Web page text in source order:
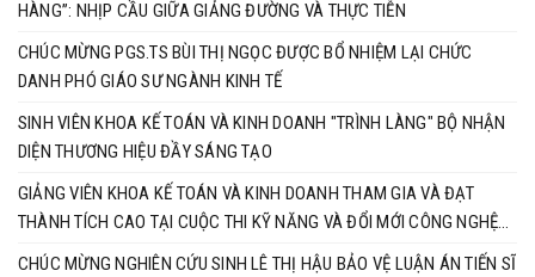
HÀNG”: NHỊP CẦU GIỮA GIẢNG ĐƯỜNG VÀ THỰC TIỄN
CHÚC MỪNG PGS.TS BÙI THỊ NGỌC ĐƯỢC BỔ NHIỆM LẠI CHỨC
DANH PHÓ GIÁO SƯ NGÀNH KINH TẾ
SINH VIÊN KHOA KẾ TOÁN VÀ KINH DOANH "TRÌNH LÀNG" BỘ NHẬN
DIỆN THƯƠNG HIỆU ĐẦY SÁNG TẠO
GIẢNG VIÊN KHOA KẾ TOÁN VÀ KINH DOANH THAM GIA VÀ ĐẠT
THÀNH TÍCH CAO TẠI CUỘC THI KỸ NĂNG VÀ ĐỔI MỚI CÔNG NGHỆ
BRICS 2025
CHÚC MỪNG NGHIÊN CỨU SINH LÊ THỊ HẬU BẢO VỆ LUẬN ÁN TIẾN SĨ